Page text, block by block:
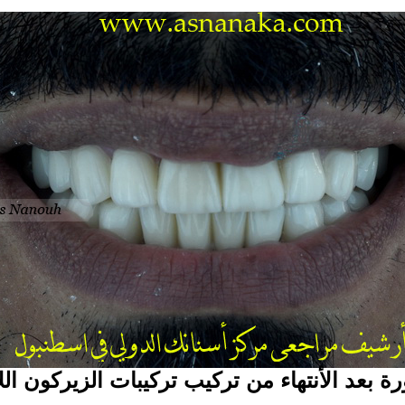
بعد الأنتهاء من تركيب تركيبات الزيركون